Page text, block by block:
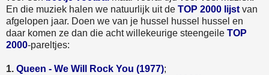
En die muziek halen we natuurlijk uit de TOP 2000 lijst van
afgelopen jaar. Doen we van je hussel hussel hussel en
daar komen ze dan die acht willekeurige steengeile TOP
2000-pareltjes:
1. Queen - We Will Rock You (1977);